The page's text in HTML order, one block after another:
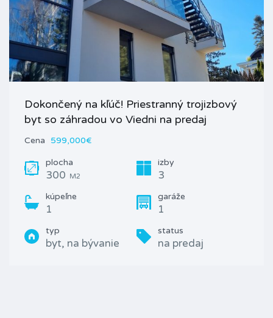
Dokončený na kľúč! Priestranný trojizbový
byt so záhradou vo Viedni na predaj
Cena 599,000€
plocha
300 M2
izby
3
kúpeľne
1
garáže
1
typ
byt, na bývanie
status
na predaj